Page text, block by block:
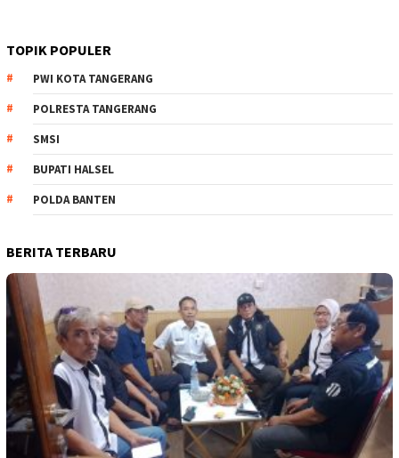
TOPIK POPULER
PWI KOTA TANGERANG
POLRESTA TANGERANG
SMSI
BUPATI HALSEL
POLDA BANTEN
BERITA TERBARU